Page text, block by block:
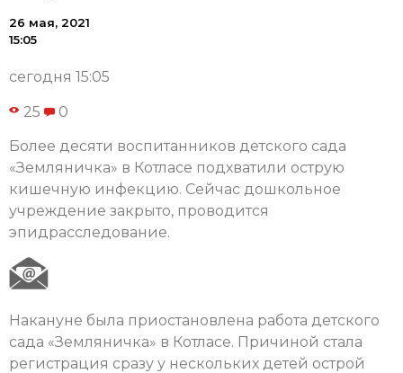
26 мая, 2021
15:05
сегодня 15:05
25 0
Более десяти воспитанников детского сада
«Земляничка» в Котласе подхватили острую
кишечную инфекцию. Сейчас дошкольное
учреждение закрыто, проводится
эпидрасследование.
Накануне была приостановлена работа детского
сада «Земляничка» в Котласе. Причиной стала
регистрация сразу у нескольких детей острой